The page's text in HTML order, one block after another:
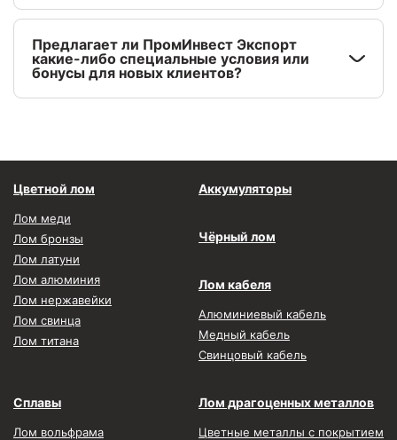
Предлагает ли ПромИнвест Экспорт
какие-либо специальные условия или
бонусы для новых клиентов?
Цветной лом
Лом меди
Лом бронзы
Лом латуни
Лом алюминия
Лом нержавейки
Лом свинца
Лом титана
Аккумуляторы
Чёрный лом
Лом кабеля
Алюминиевый кабель
Медный кабель
Свинцовый кабель
Сплавы
Лом вольфрама
Лом драгоценных металлов
Цветные металлы с покрытием